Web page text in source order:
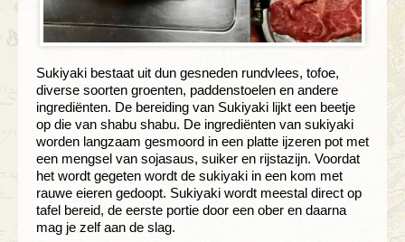
Sukiyaki bestaat uit dun gesneden rundvlees, tofoe,
diverse soorten groenten, paddenstoelen en andere
ingrediënten. De bereiding van Sukiyaki lijkt een beetje
op die van shabu shabu. De ingrediënten van sukiyaki
worden langzaam gesmoord in een platte ijzeren pot met
een mengsel van sojasaus, suiker en rijstazijn. Voordat
het wordt gegeten wordt de sukiyaki in een kom met
rauwe eieren gedoopt. Sukiyaki wordt meestal direct op
tafel bereid, de eerste portie door een ober en daarna
mag je zelf aan de slag.